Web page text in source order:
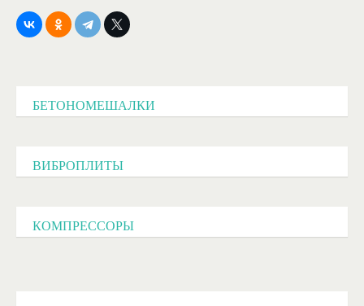
БЕТОНОМЕШАЛКИ
ВИБРОПЛИТЫ
КОМПРЕССОРЫ